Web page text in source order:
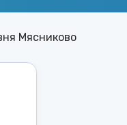
Мясниково